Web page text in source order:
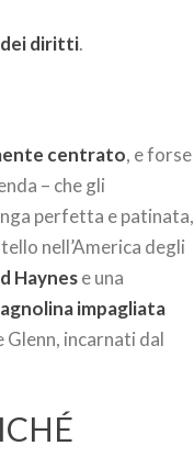
diritti.
centrato, e forse
– che gli
perfetta e patinata,
nell’America degli
Haynese una
impagliata
Glenn, incarnati dal